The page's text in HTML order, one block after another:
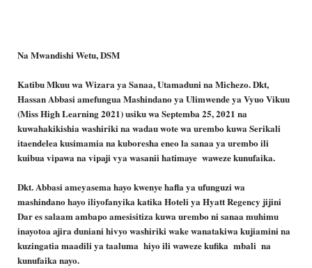
Na Mwandishi Wetu, DSM
Katibu Mkuu wa Wizara ya Sanaa, Utamaduni na Michezo. Dkt,
Hassan Abbasi amefungua Mashindano ya Ulimwende ya Vyuo Vikuu
(Miss High Learning 2021) usiku wa Septemba 25, 2021 na
kuwahakikishia washiriki na wadau wote wa urembo kuwa Serikali
itaendelea kusimamia na kuboresha eneo la sanaa ya urembo ili
kuibua vipawa na vipaji vya wasanii hatimaye waweze kunufaika.
Dkt. Abbasi ameyasema hayo kwenye hafla ya ufunguzi wa
mashindano hayo iliyofanyika katika Hoteli ya Hyatt Regency jijini
Dar es salaam ambapo amesisitiza kuwa urembo ni sanaa muhimu
inayotoa ajira duniani hivyo washiriki wake wanatakiwa kujiamini na
kuzingatia maadili ya taaluma hiyo ili waweze kufika mbali na
kunufaika nayo.